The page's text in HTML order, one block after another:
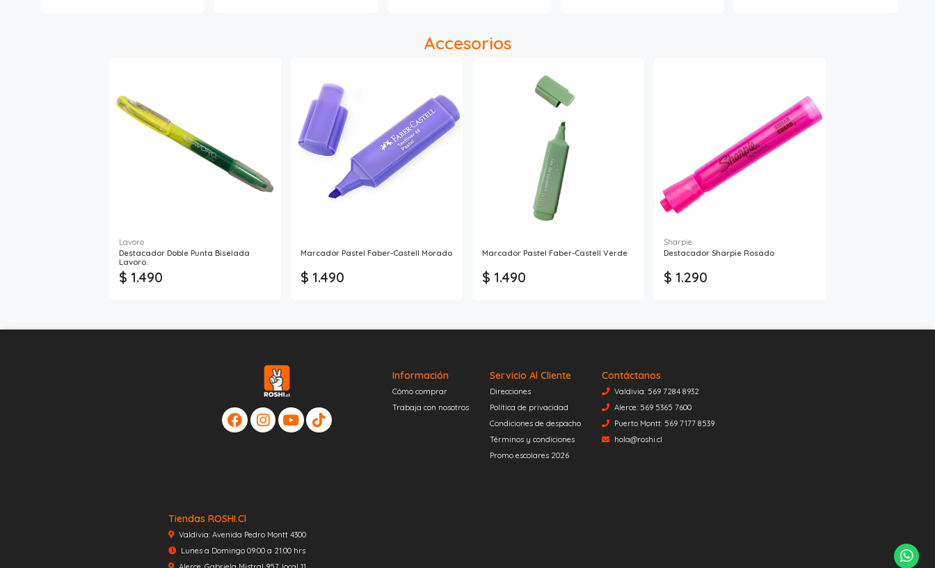
Accesorios
Lavoro
Destacador Doble Punta Biselada
Lavoro.
$ 1.490
Marcador Pastel Faber-Castell Morado
$ 1.490
Marcador Pastel Faber-Castell Verde
$ 1.490
Sharpie
Destacador Sharpie Rosado
$ 1.290
Información
Cómo comprar
Trabaja con nosotros
Servicio Al Cliente
Direcciones
Política de privacidad
Condiciones de despacho
Términos y condiciones
Promo escolares 2026
Contáctanos
Valdivia: 569 7284 8932
Alerce: 569 5365 7600
Puerto Montt: 569 7177 8539
hola@roshi.cl
Tiendas ROSHI.cl
Valdivia: Avenida Pedro Montt 4300
Lunes a Domingo 09:00 a 21:00 hrs